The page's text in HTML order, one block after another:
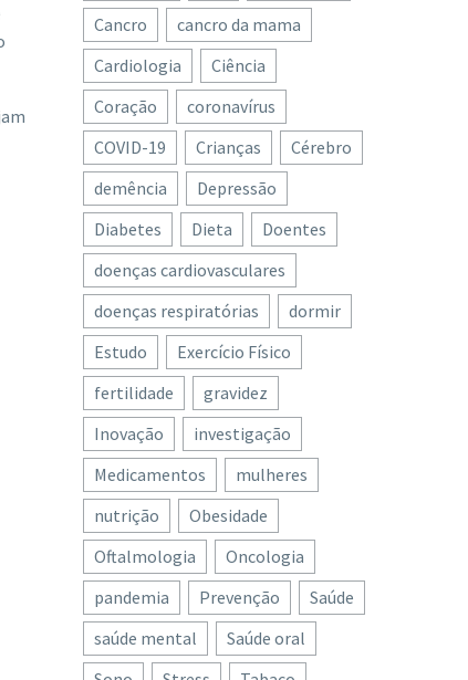
Cancro
cancro da mama
Cardiologia
Ciência
Coração
coronavírus
COVID-19
Crianças
Cérebro
demência
Depressão
Diabetes
Dieta
Doentes
doenças cardiovasculares
doenças respiratórias
dormir
Estudo
Exercício Físico
fertilidade
gravidez
Inovação
investigação
Medicamentos
mulheres
nutrição
Obesidade
Oftalmologia
Oncologia
pandemia
Prevenção
Saúde
saúde mental
Saúde oral